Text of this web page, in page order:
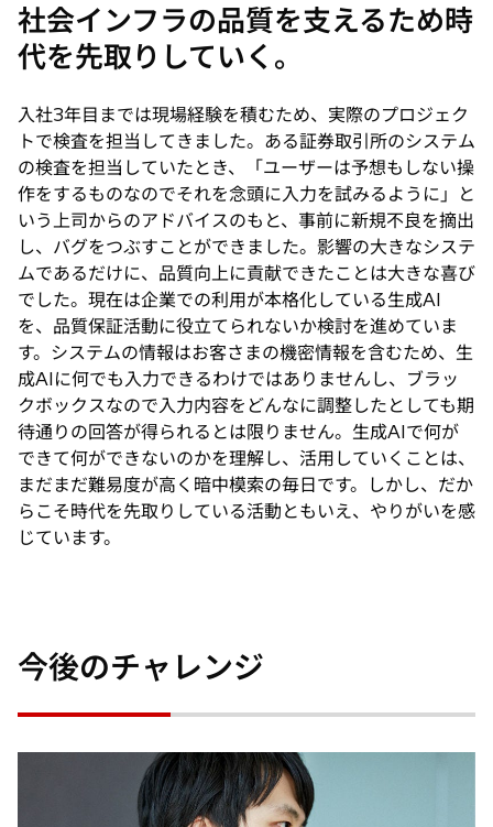
社会インフラの品質を支えるため時
代を先取りしていく。
入社3年目までは現場経験を積むため、実際のプロジェク
トで検査を担当してきました。ある証券取引所のシステム
の検査を担当していたとき、「ユーザーは予想もしない操
作をするものなのでそれを念頭に入力を試みるように」と
いう上司からのアドバイスのもと、事前に新規不良を摘出
し、バグをつぶすことができました。影響の大きなシステ
ムであるだけに、品質向上に貢献できたことは大きな喜び
でした。現在は企業での利用が本格化している生成AI
を、品質保証活動に役立てられないか検討を進めていま
す。システムの情報はお客さまの機密情報を含むため、生
成AIに何でも入力できるわけではありませんし、ブラッ
クボックスなので入力内容をどんなに調整したとしても期
待通りの回答が得られるとは限りません。生成AIで何が
できて何ができないのかを理解し、活用していくことは、
まだまだ難易度が高く暗中模索の毎日です。しかし、だか
らこそ時代を先取りしている活動ともいえ、やりがいを感
じています。
今後のチャレンジ